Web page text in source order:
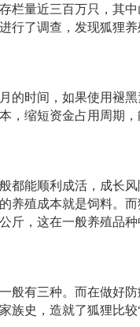
栏量近三百万只，其
行了调查，发现狐狸
的时间，如果使用褪
，缩短资金占用周期
都能顺利成活，成长
养殖成本就是饲料。
斤，这在一般养殖品
般有三种。而在做好
史，造就了狐狸比较